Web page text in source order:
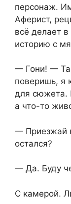
персонаж.
Аферист,
всё делает
историю с
— Гони! —
поверишь, я
для сюжета.
а что-то
— Приезжай
остался?
— Да. Буду
С камерой.